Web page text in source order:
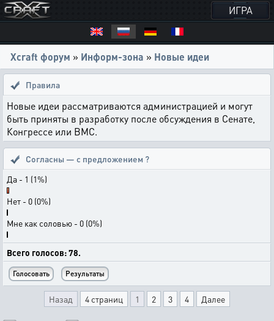
ИГРА
Xcraft форум » Информ-зона » Новые идеи
Правила
Новые идеи рассматриваются администрацией и могут
быть приняты в разработку после обсуждения в Сенате,
Конгрессе или ВМС.
Согласны — с предложением ?
Да - 1 (1%)
Нет - 0 (0%)
Мне как соловью - 0 (0%)
Всего голосов: 78.
Назад 4 страниц 1 2 3 4 Далее